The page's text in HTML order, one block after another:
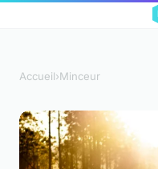
Accueil›Minceur